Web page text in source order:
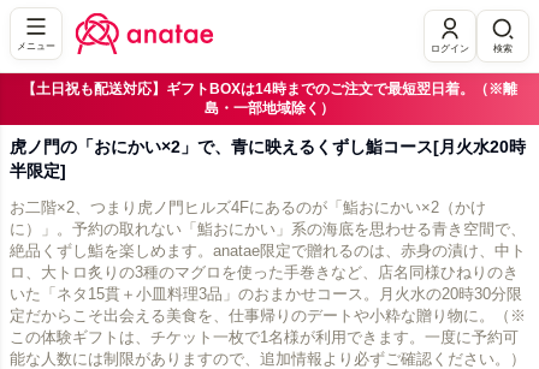
メニュー ログイン 検索
【土日祝も配送対応】ギフトBOXは14時までのご注文で最短翌日着。（※離
島・一部地域除く）
虎ノ門の「おにかい×2」で、青に映えるくずし鮨コース[月火水20時
半限定]
お二階×2、つまり虎ノ門ヒルズ4Fにあるのが「鮨おにかい×2（かけ
に）」。予約の取れない「鮨おにかい」系の海底を思わせる青き空間で、
絶品くずし鮨を楽しめます。anatae限定で贈れるのは、赤身の漬け、中ト
ロ、大トロ炙りの3種のマグロを使った手巻きなど、店名同様ひねりのき
いた「ネタ15貫＋小皿料理3品」のおまかせコース。月火水の20時30分限
定だからこそ出会える美食を、仕事帰りのデートや小粋な贈り物に。（※
この体験ギフトは、チケット一枚で1名様が利用できます。一度に予約可
能な人数には制限がありますので、追加情報より必ずご確認ください。）